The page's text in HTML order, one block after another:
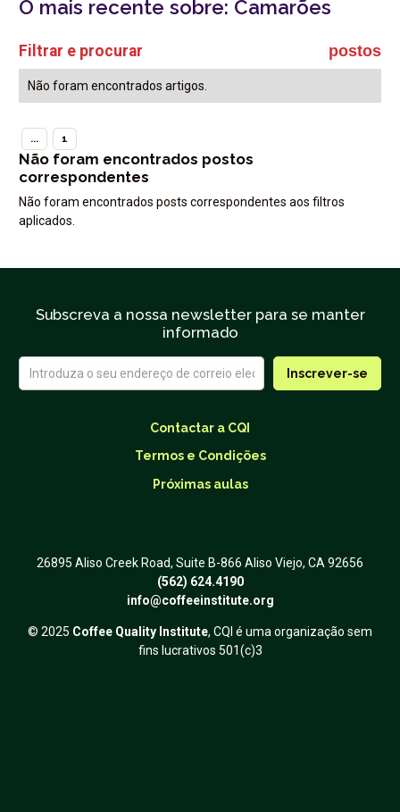
O mais recente sobre: Camarões
Filtrar e procurar postos
Não foram encontrados artigos.
... 1
Não foram encontrados postos
correspondentes
Não foram encontrados posts correspondentes aos filtros
aplicados.
Subscreva a nossa newsletter para se manter
informado
Contactar a CQI
Termos e Condições
Próximas aulas
26895 Aliso Creek Road, Suite B-866 Aliso Viejo, CA 92656
(562) 624.4190
info@coffeeinstitute.org
© 2025 Coffee Quality Institute, CQI é uma organização sem
fins lucrativos 501(c)3